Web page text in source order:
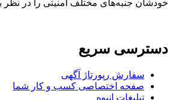
خودشان جنبه‌های مختلف امنیتی را در نظر
دسترسی سریع
سفارش رپورتاژ آگهی
صفحه اختصاصی کسب و کار شما
تبلیغات انبوه